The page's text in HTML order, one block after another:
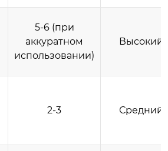
5-6 (при
аккуратном
использовании)
Высокий
2-3 Средний